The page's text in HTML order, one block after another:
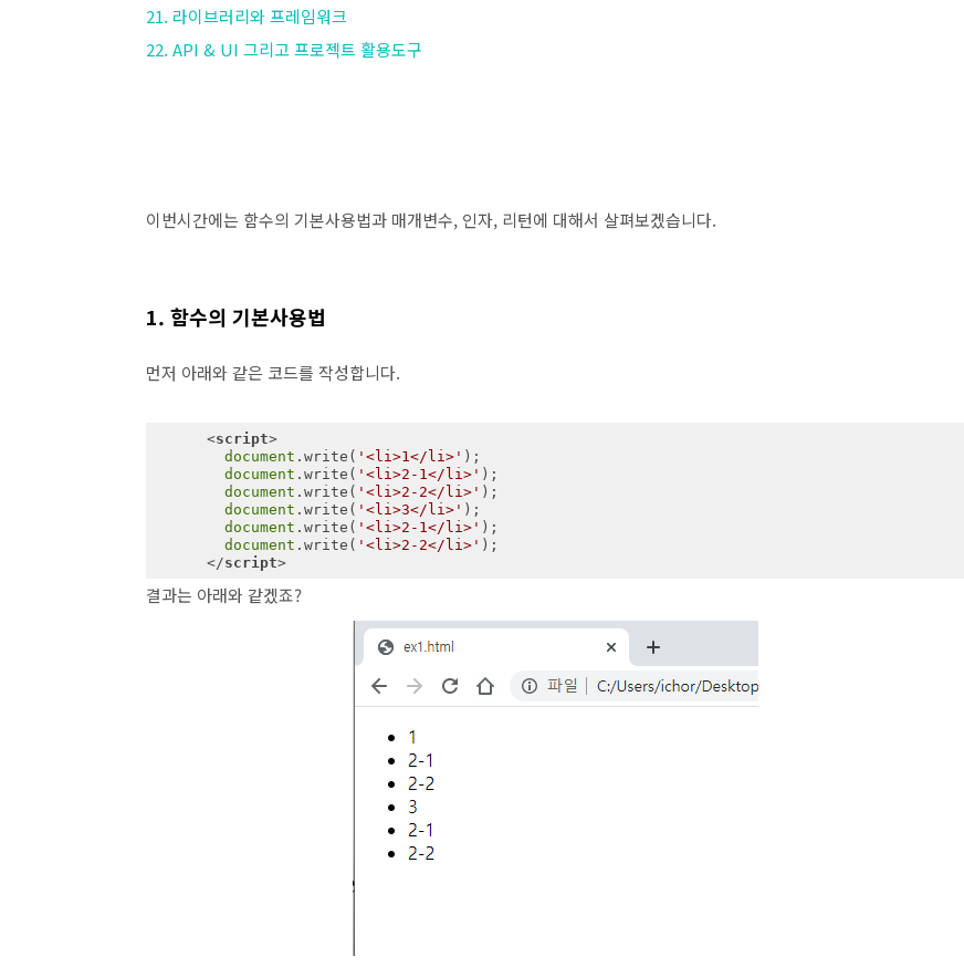
21. 라이브러리와 프레임워크
22. API & UI 그리고 프로젝트 활용도구
이번시간에는 함수의 기본사용법과 매개변수, 인자, 리턴에 대해서 살펴보겠습니다.
1. 함수의 기본사용법
먼저 아래와 같은 코드를 작성합니다.
<script>
document .write( '<li>1</li>' );
document .write( '<li>2-1</li>' );
document .write( '<li>2-2</li>' );
document .write( '<li>3</li>' );
document .write( '<li>2-1</li>' );
document .write( '<li>2-2</li>' );
</script>
결과는 아래와 같겠죠?